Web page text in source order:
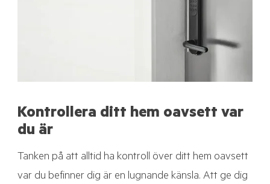
Kontrollera ditt hem oavsett var
du är
Tanken på att alltid ha kontroll över ditt hem oavsett
var du befinner dig är en lugnande känsla. Att ge dig